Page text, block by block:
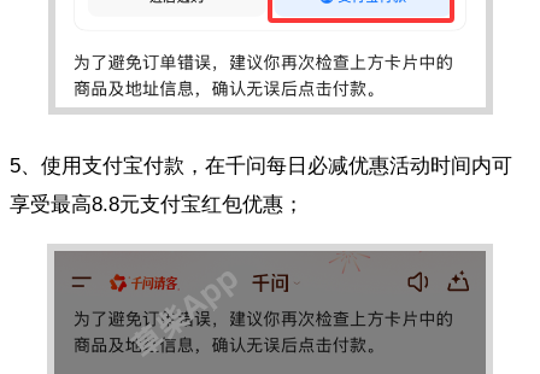
5、使用支付宝付款，在千问每日必减优惠活动时间内可
享受最高8.8元支付宝红包优惠；